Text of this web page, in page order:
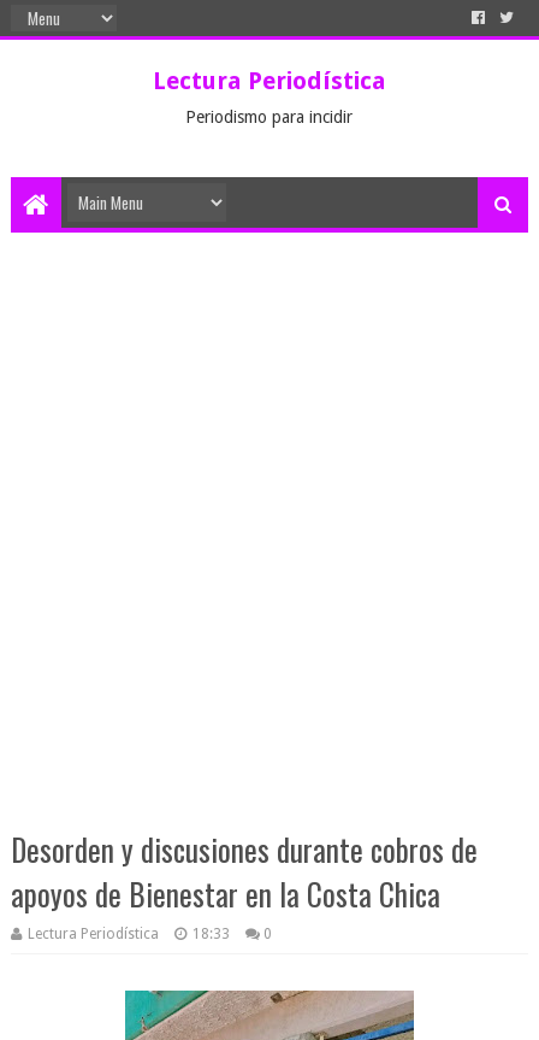
Lectura Periodística
Periodismo para incidir
Desorden y discusiones durante cobros de
apoyos de Bienestar en la Costa Chica
Lectura Periodística 18:33 0